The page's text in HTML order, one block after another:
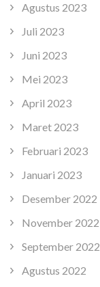
Agustus 2023
Juli 2023
Juni 2023
Mei 2023
April 2023
Maret 2023
Februari 2023
Januari 2023
Desember 2022
November 2022
September 2022
Agustus 2022